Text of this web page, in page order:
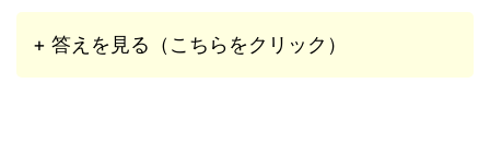
+ 答えを見る（こちらをクリック）